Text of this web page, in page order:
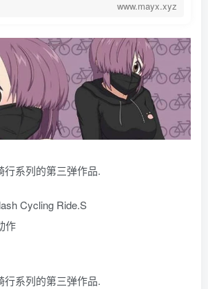
www.mayx.xyz
行系列的第三弹作品.
Cycling Ride.S
作
行系列的第三弹作品.